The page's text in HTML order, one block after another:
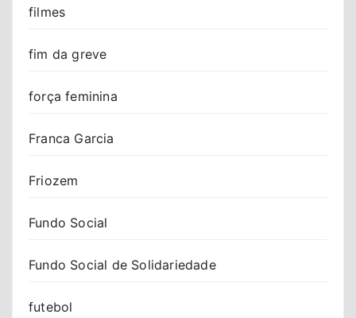
filmes
fim da greve
força feminina
Franca Garcia
Friozem
Fundo Social
Fundo Social de Solidariedade
futebol